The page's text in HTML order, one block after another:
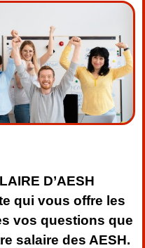
D’AESH
qui vous offre les
vos questions que
salaire des AESH.